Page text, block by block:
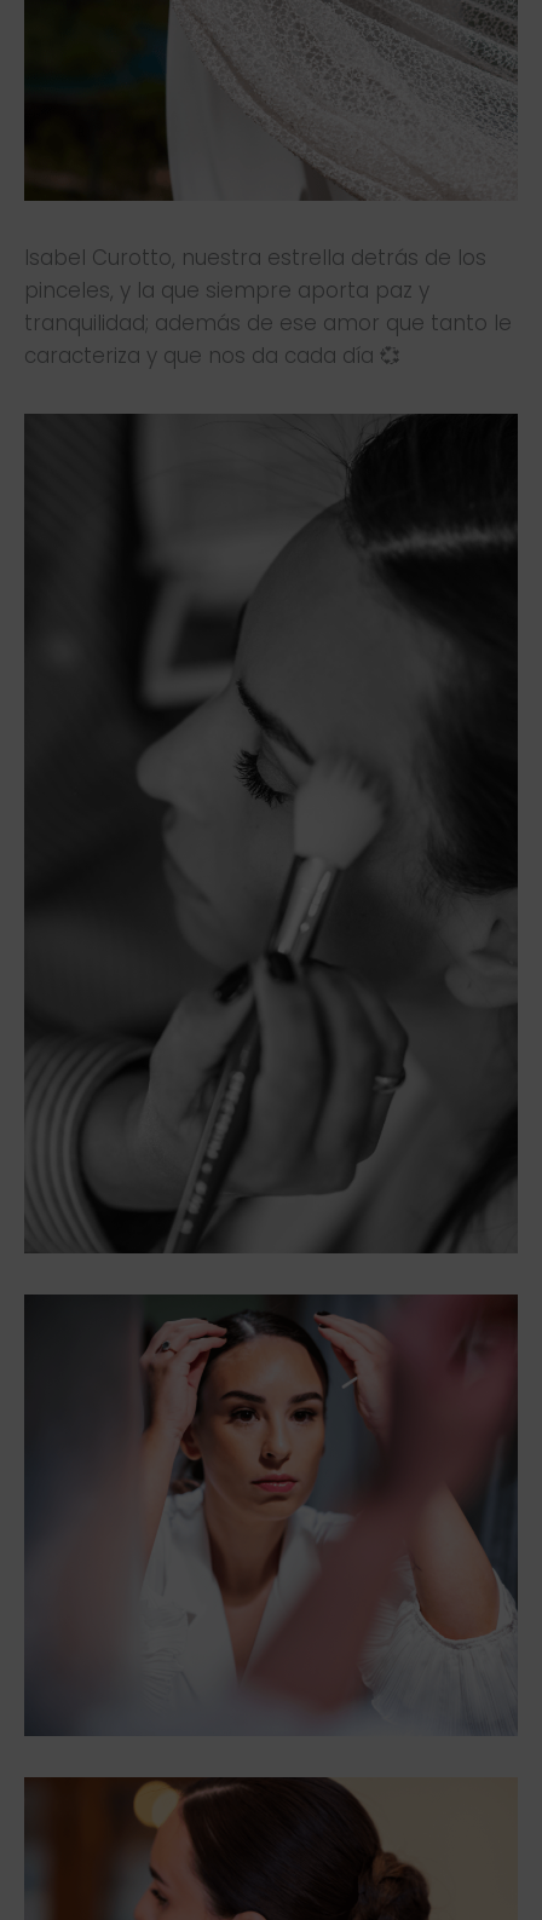
Isabel Curotto, nuestra estrella detrás de los
pinceles, y la que siempre aporta paz y
tranquilidad; además de ese amor que tanto le
caracteriza y que nos da cada día 💞